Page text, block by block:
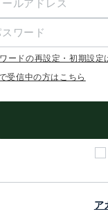
ードの再設定・初期設定
受信中の方はこちら
ア